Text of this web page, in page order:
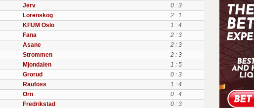
Jerv
0 : 3
Lorenskog
2 : 1
KFUM Oslo
1 : 4
Fana
2 : 3
Asane
2 : 3
Strommen
2 : 3
Mjondalen
1 : 5
Grorud
0 : 3
Raufoss
1 : 4
Orn
0 : 4
Fredrikstad
0 : 3